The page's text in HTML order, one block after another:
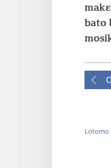
bato
Lotomo